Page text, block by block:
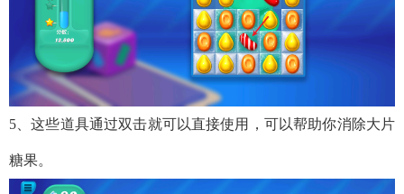
5、这些道具通过双击就可以直接使用，可以帮助你消除大片
糖果。